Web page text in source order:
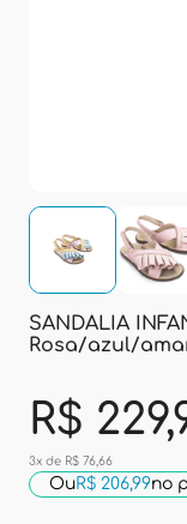
SANDALIA
Rosa/azul/
R$
3x de R$ 76,66
OuR$ 206,99no